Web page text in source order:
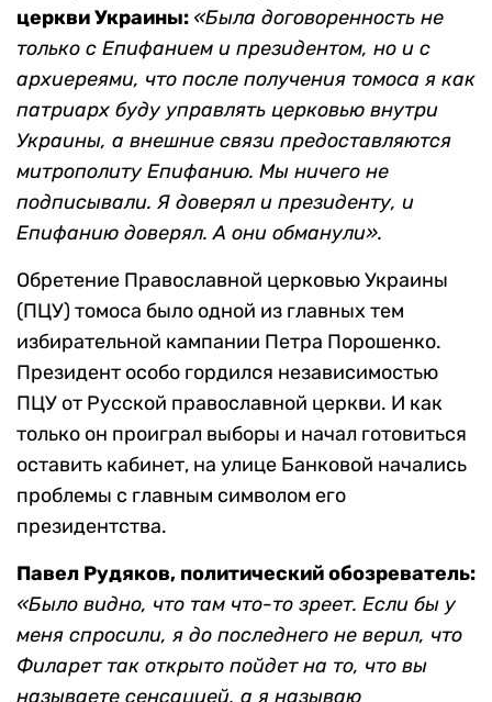
церкви Украины: «Была договоренность не
только с Епифанием и президентом, но и с
архиереями, что после получения томоса я как
патриарх буду управлять церковью внутри
Украины, а внешние связи предоставляются
митрополиту Епифанию. Мы ничего не
подписывали. Я доверял и президенту, и
Епифанию доверял. А они обманули».
Обретение Православной церковью Украины
(ПЦУ) томоса было одной из главных тем
избирательной кампании Петра Порошенко.
Президент особо гордился независимостью
ПЦУ от Русской православной церкви. И как
только он проиграл выборы и начал готовиться
оставить кабинет, на улице Банковой начались
проблемы с главным символом его
президентства.
Павел Рудяков, политический обозреватель:
«Было видно, что там что-то зреет. Если бы у
меня спросили, я до последнего не верил, что
Филарет так открыто пойдет на то, что вы
называете сенсацией, а я называю